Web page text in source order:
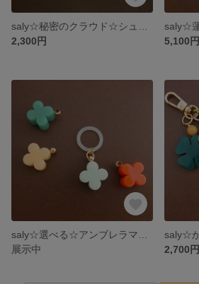
2,300円
5,100円
展示中
2,700円